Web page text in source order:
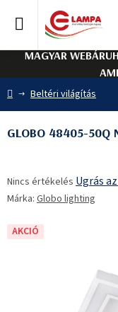
tartalomhoz
MAGYAR
Kezdőlap
Beltéri világítás
GLOBO 48405-
termék
átlagos
5-
Nincs értékelés Ugrás
Márka: Globo lighting
AKCIÓ